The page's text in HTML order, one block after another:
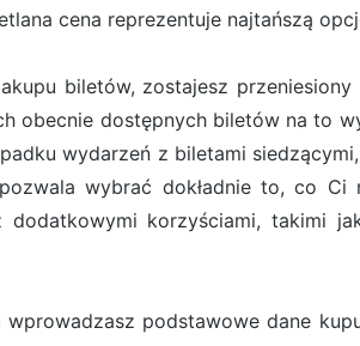
cena reprezentuje najtańszą
biletów, zostajesz
obecnie dostępnych biletów na to
wydarzeń z biletami
wybrać dokładnie to, co
dodatkowymi korzyściami, takimi
podstawowe dane